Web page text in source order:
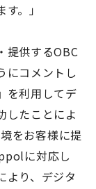
。」
提供するOBC
にコメントし
を利用してデ
したことによ
をお客様に提
に対応し
より、デジタ